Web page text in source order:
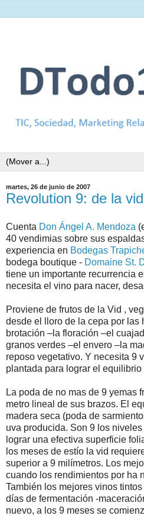
martes, 26 de junio de 2007
Revolution 9: de la
Cuenta Don Ángel A. Mendoza
40 vendimias sobre sus
experiencia en Bodegas
bodega boutique - Domaine St.
tiene un importante recurrencia
necesita el vino para nacer,
Proviene de frutos de la Vid ,
desde el lloro de la cepa por las
brotación –la floración –el
granos verdes –el envero –la
reposo vegetativo. Y necesita 9
plantada para lograr el
La poda de no mas de 9 yemas
metro lineal de sus brazos. El
madera seca (poda de
uva producida. Son 9 los
lograr una efectiva superficie
los meses de estío la vid
superior a 9 milímetros. Los
cuando los rendimientos por ha
También los mejores vinos
días de fermentación -
nuevo, a los 9 meses se